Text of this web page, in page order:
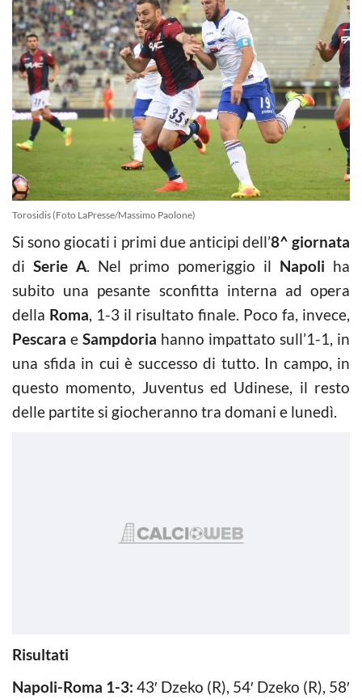
Torosidis (Foto LaPresse/Massimo Paolone)
Si sono giocati i primi due anticipi dell’8^ giornata
di Serie A. Nel primo pomeriggio il Napoli ha
subito una pesante sconfitta interna ad opera
della Roma, 1-3 il risultato finale. Poco fa, invece,
Pescara e Sampdoria hanno impattato sull’1-1, in
una sfida in cui è successo di tutto. In campo, in
questo momento, Juventus ed Udinese, il resto
delle partite si giocheranno tra domani e lunedì.
Risultati
Napoli-Roma 1-3: 43′ Dzeko (R), 54′ Dzeko (R), 58′